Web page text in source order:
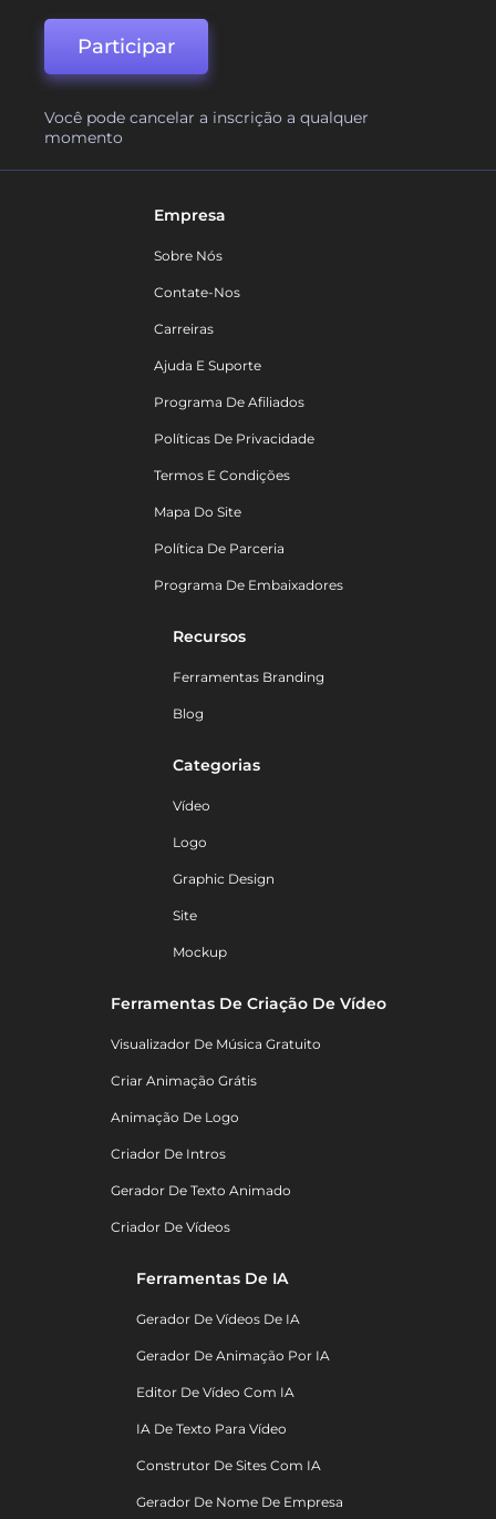
Participar
Você pode cancelar a inscrição a qualquer
momento
Empresa
Sobre Nós
Contate-Nos
Carreiras
Ajuda E Suporte
Programa De Afiliados
Políticas De Privacidade
Termos E Condições
Mapa Do Site
Política De Parceria
Programa De Embaixadores
Recursos
Ferramentas Branding
Blog
Categorias
Vídeo
Logo
Graphic Design
Site
Mockup
Ferramentas De Criação De Vídeo
Visualizador De Música Gratuito
Criar Animação Grátis
Animação De Logo
Criador De Intros
Gerador De Texto Animado
Criador De Vídeos
Ferramentas De IA
Gerador De Vídeos De IA
Gerador De Animação Por IA
Editor De Vídeo Com IA
IA De Texto Para Vídeo
Construtor De Sites Com IA
Gerador De Nome De Empresa